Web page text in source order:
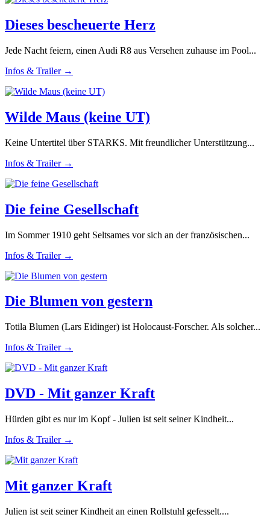
Dieses bescheuerte Herz
Jede Nacht feiern, einen Audi R8 aus Versehen zuhause im Pool...
Infos & Trailer →
Wilde Maus (keine UT)
Keine Untertitel über STARKS. Mit freundlicher Unterstützung...
Infos & Trailer →
Die feine Gesellschaft
Im Sommer 1910 geht Seltsames vor sich an der französischen...
Infos & Trailer →
Die Blumen von gestern
Totila Blumen (Lars Eidinger) ist Holocaust-Forscher. Als solcher...
Infos & Trailer →
DVD - Mit ganzer Kraft
Hürden gibt es nur im Kopf - Julien ist seit seiner Kindheit...
Infos & Trailer →
Mit ganzer Kraft
Julien ist seit seiner Kindheit an einen Rollstuhl gefesselt....